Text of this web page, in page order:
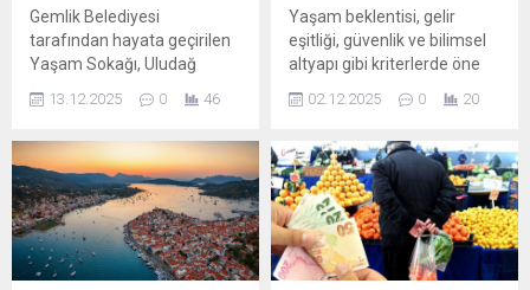
Gemlik Belediyesi
tarafından hayata geçirilen
Yaşam Sokağı, Uludağ
Üniversitesi Asım Kocabıyık
Yerleşkesi Engelsiz Kafe
törenle hizmete açıldı.
Açılışta Gemlik Belediye
Başkanı Şükrü Deviren, aşçı
önlüğü giyerek kazanda
makarna pişirdi ve
katılımcılara ikram etti.
13.12.2025 0 46
Yaşam beklentisi, gelir
eşitliği, güvenlik ve bilimsel
altyapı gibi kriterlerde öne
çıkan şehir, küresel
değerlendirmede dünyanın
Şehir aynı zamanda hem bir
bilim merkezi...
02.12.2025 0 20